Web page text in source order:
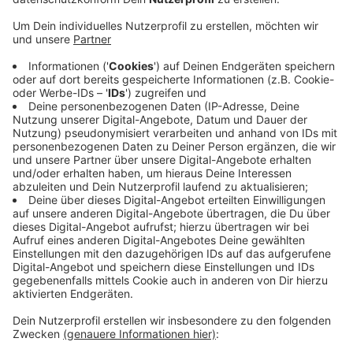
Die ersten beiden sollen bald auf der Königstraße und
dem Theaterplatz aufgebaut werden. Über beide wird
nächste Woche Donnerstag (24.08.) die
Bezirksvertretung Mitte beraten. Die Servicestationen
sollen mit Pumpen und entsprechenden Werkzeugen
ausgestattet werden. Sie können je nach Bedarf auch
den Standort wechseln, zum Beispiel, wenn irgendwo
eine Veranstaltung stattfindet. Parallel dazu plant die
Stadt Krefeld 15 weitere festinstallierte Fahrrad-
Servicestationen. Eine öffentliche Ausschreibung
hierfür läuft bereits.
Anzeige